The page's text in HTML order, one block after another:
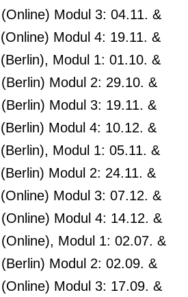
Modul 3: 04.11. &
Modul 4: 19.11. &
Modul 1: 01.10. &
Modul 2: 29.10. &
Modul 3: 19.11. &
Modul 4: 10.12. &
Modul 1: 05.11. &
Modul 2: 24.11. &
Modul 3: 07.12. &
Modul 4: 14.12. &
Modul 1: 02.07. &
Modul 2: 02.09. &
Modul 3: 17.09. &